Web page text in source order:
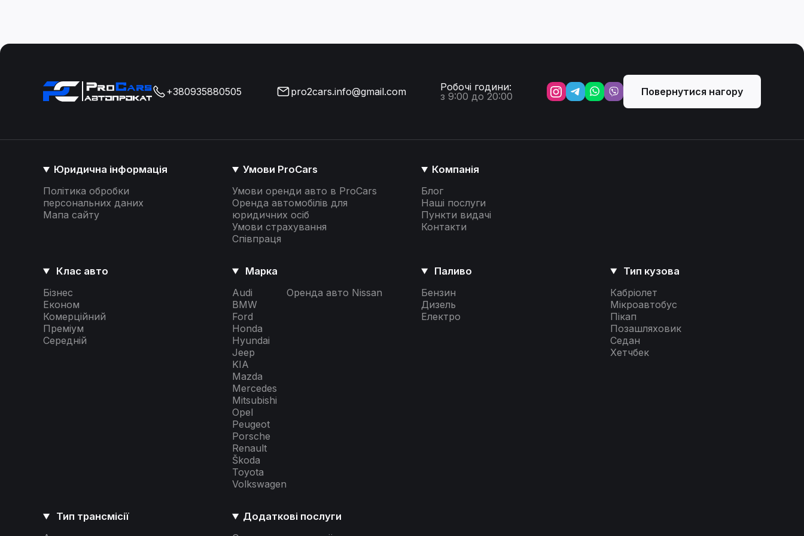
+380935880505 pro2cars.info@gmail.com
Робочі години:
з 9:00 до 20:00
Повернутися нагору
Юридична інформація
Політика обробки
персональних даних
Мапа сайту
Умови ProCars
Умови оренди авто в ProCars
Оренда автомобілів для
юридичних осіб
Умови страхування
Співпраця
Компанія
Блог
Наші послуги
Пункти видачі
Контакти
Клас авто
Бізнес
Економ
Комерційний
Преміум
Середній
Марка
Audi
BMW
Ford
Honda
Hyundai
Jeep
KIA
Mazda
Mercedes
Mitsubishi
Opel
Peugeot
Porsche
Renault
Škoda
Toyota
Volkswagen
Оренда авто Nissan
Паливо
Бензин
Дизель
Електро
Тип кузова
Кабріолет
Мікроавтобус
Пікап
Позашляховик
Седан
Хетчбек
Тип трансмісії
Додаткові послуги